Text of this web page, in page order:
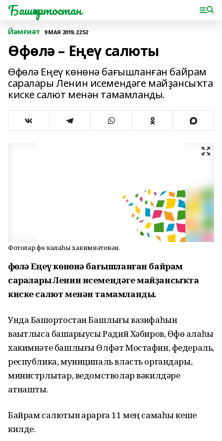
Башҡортостан
Йәмғиәт 9 МАЯ 2019, 22:52
Өфөлә – Еңеү салюты
Өфөлә Еңеү көнөнә бағышланған байрам
саралары Ленин исемендәге майҙансыҡта
киске салют менән тамамланды.
Фотолар Өфө ҡалаһы хакимиәтенән.
Өфөлә Еңеү көнөнә бағышланған байрам
саралары Ленин исемендәге майҙансыҡта
киске салют менән тамамланды.
Унда Башҡортостан Башлығы вазифаһын
ваҡытлыса башҡарыусы Радий Хәбиров, Өфө ҡалаһы
хакимиәте башлығы Өлфәт Мостафин, федераль,
республика, муниципаль власть органдары,
министрлыҡтар, ведомстволар вәкилдәре
ҡатнашты.
Байрам салютын ҡарарға 11 мең самаһы кеше
килде.